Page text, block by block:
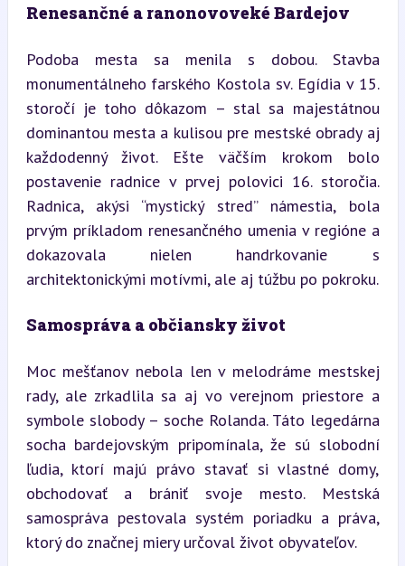
Renesančné a ranonovoveké Bardejov
Podoba mesta sa menila s dobou. Stavba
monumentálneho farského Kostola sv. Egídia v 15.
storočí je toho dôkazom – stal sa majestátnou
dominantou mesta a kulisou pre mestské obrady aj
každodenný život. Ešte väčším krokom bolo
postavenie radnice v prvej polovici 16. storočia.
Radnica, akýsi “mystický stred” námestia, bola
prvým príkladom renesančného umenia v regióne a
dokazovala nielen handrkovanie s
architektonickými motívmi, ale aj túžbu po pokroku.
Samospráva a občiansky život
Moc mešťanov nebola len v melodráme mestskej
rady, ale zrkadlila sa aj vo verejnom priestore a
symbole slobody – soche Rolanda. Táto legedárna
socha bardejovským pripomínala, že sú slobodní
ľudia, ktorí majú právo stavať si vlastné domy,
obchodovať a brániť svoje mesto. Mestská
samospráva pestovala systém poriadku a práva,
ktorý do značnej miery určoval život obyvateľov.